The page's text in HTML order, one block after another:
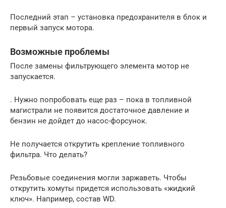
Последний этап – установка предохранителя в блок и
первый запуск мотора.
Возможные проблемы
После замены фильтрующего элемента мотор не
запускается.
. Нужно попробовать еще раз – пока в топливной
магистрали не появится достаточное давление и
бензин не дойдет до насос-форсунок.
Не получается открутить крепление топливного
фильтра. Что делать?
Резьбовые соединения могли заржаветь. Чтобы
открутить хомуты придется использовать «жидкий
ключ». Например, состав WD.